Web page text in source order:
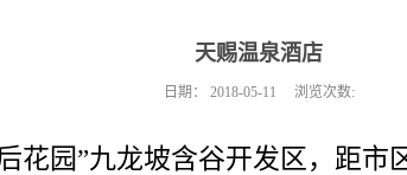
天赐温泉酒店
日期： 2018-05-11 浏览次数:
花园”九龙坡含谷开发区，距